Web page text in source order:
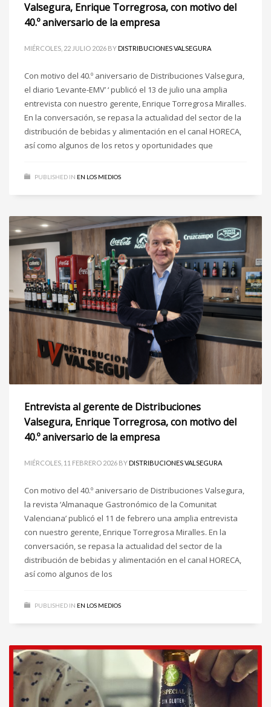
Valsegura, Enrique Torregrosa, con motivo del
40.º aniversario de la empresa
MIÉRCOLES, 22 JULIO 2026 BYDISTRIBUCIONES VALSEGURA
Con motivo del 40.º aniversario de Distribuciones Valsegura,
el diario ‘Levante-EMV’ ‘ publicó el 13 de julio una amplia
entrevista con nuestro gerente, Enrique Torregrosa Miralles.
En la conversación, se repasa la actualidad del sector de la
distribución de bebidas y alimentación en el canal HORECA,
así como algunos de los retos y oportunidades que
PUBLISHED IN EN LOS MEDIOS
Entrevista al gerente de Distribuciones
Valsegura, Enrique Torregrosa, con motivo del
40.º aniversario de la empresa
MIÉRCOLES, 11 FEBRERO 2026 BYDISTRIBUCIONES VALSEGURA
Con motivo del 40.º aniversario de Distribuciones Valsegura,
la revista ‘Almanaque Gastronómico de la Comunitat
Valenciana’ publicó el 11 de febrero una amplia entrevista
con nuestro gerente, Enrique Torregrosa Miralles. En la
conversación, se repasa la actualidad del sector de la
distribución de bebidas y alimentación en el canal HORECA,
así como algunos de los
PUBLISHED IN EN LOS MEDIOS